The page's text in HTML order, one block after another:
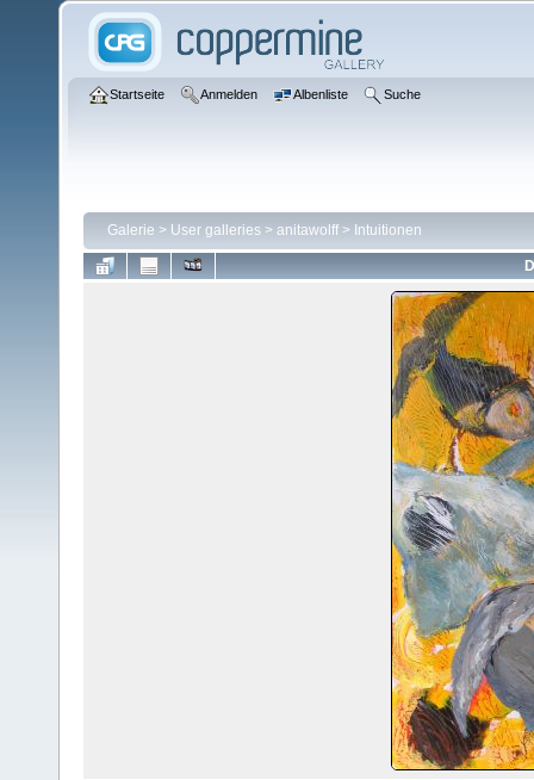
Startseite Anmelden Albenliste Suche
Galerie > User galleries > anitawolff > Intuitionen